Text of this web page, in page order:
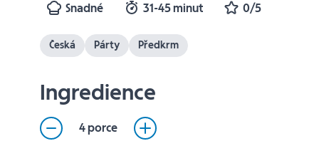
Snadné 31-45 minut 0/5
Česká Párty Předkrm
Ingredience
4 porce